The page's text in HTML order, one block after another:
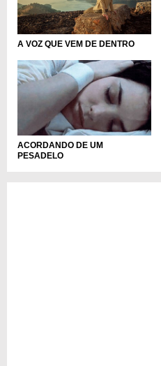
A VOZ QUE VEM DE DENTRO
ACORDANDO DE UM
PESADELO